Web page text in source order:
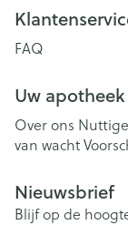
FAQ
Uw apotheek
Over ons
van wacht
Nieuwsbrief
Blijf op de